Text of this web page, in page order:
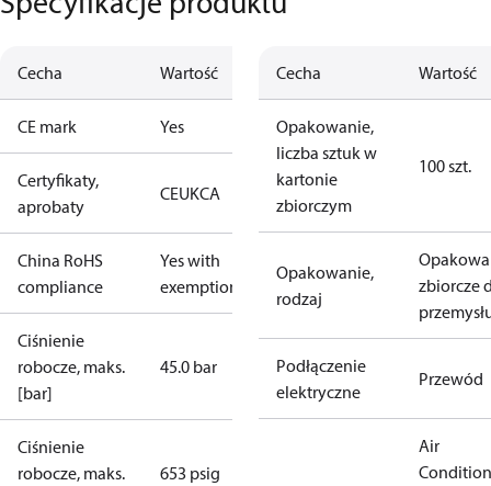
Cecha Wartość
CE mark Yes
Certyfikaty,
aprobaty
CEUKCA
China RoHS
compliance
Yes with
exemptions
Ciśnienie
robocze, maks.
[bar]
45.0 bar
Ciśnienie
robocze, maks.
653 psig
Cecha Wartość
Opakowanie,
liczba sztuk w
kartonie
zbiorczym
100 szt.
Opakowanie,
rodzaj
zbiorcze
Podłączenie
elektryczne
Przewód
Air